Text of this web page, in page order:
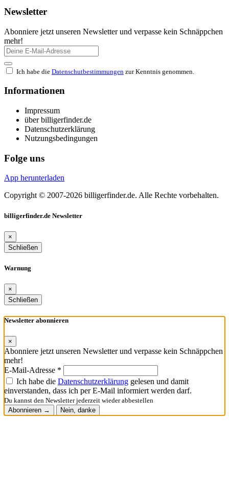
Newsletter
Abonniere jetzt unseren Newsletter und verpasse kein Schnäppchen
mehr!
Ich habe die Datenschutbestimmungen zur Kenntnis genommen.
Informationen
Impressum
über billigerfinder.de
Datenschutzerklärung
Nutzungsbedingungen
Folge uns
App herunterladen
Copyright © 2007-2026 billigerfinder.de. Alle Rechte vorbehalten.
billigerfinder.de Newsletter
×
Schließen
Warnung
×
Schließen
Newsletter abonnieren
×
Abonniere jetzt unseren Newsletter und verpasse kein Schnäppchen
mehr!
E-Mail-Adresse *
Ich habe die Datenschutzerklärung gelesen und damit
einverstanden, dass ich per E-Mail informiert werden darf.
Du kannst den Newsletter jederzeit wieder abbestellen
Abonnieren →
Nein, danke